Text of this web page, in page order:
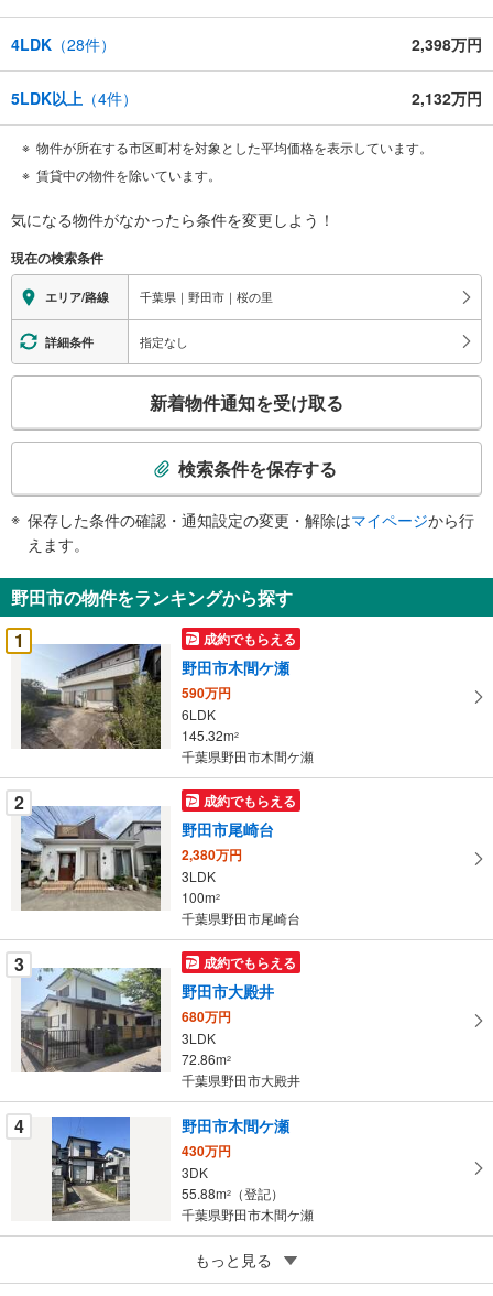
4LDK （28件） 2,398万円
5LDK以上 （4件） 2,132万円
物件が所在する市区町村を対象とした平均価格を表示しています。
賃貸中の物件を除いています。
気になる物件がなかったら条件を変更しよう！
現在の検索条件
エリア/路線 千葉県｜野田市｜桜の里
詳細条件 指定なし
検
知
を
受
け
取
る
・
条
件
を
マ
イ
ペ
ー
に
保
す
る
新着物件通知を受け取る
検索条件を保存する
保存した条件の確認・通知設定の変更・解除はマイページから行
えます。
野田市の物件をランキングから探す
1
成約でもらえる
野田市木間ケ瀬
590万円
6LDK
145.32m2
千葉県野田市木間ケ瀬
2 成約でもらえる
野田市尾崎台
2,380万円
3LDK
100m2
千葉県野田市尾崎台
3 成約でもらえる
野田市大殿井
680万円
3LDK
72.86m2
千葉県野田市大殿井
4 野田市木間ケ瀬
430万円
3DK
55.88m2
（登記）
千葉県野田市木間ケ瀬
成約でもらえる
野田市柳沢
もっと見る